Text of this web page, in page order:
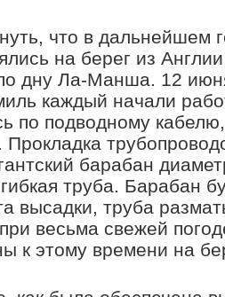
что в дальнейшем
на берег из
дну Ла-Манша. 12
каждый начали
по подводному
Прокладка
барабан
труба. Барабан
высадки, труба
весьма свежей
к этому времени на